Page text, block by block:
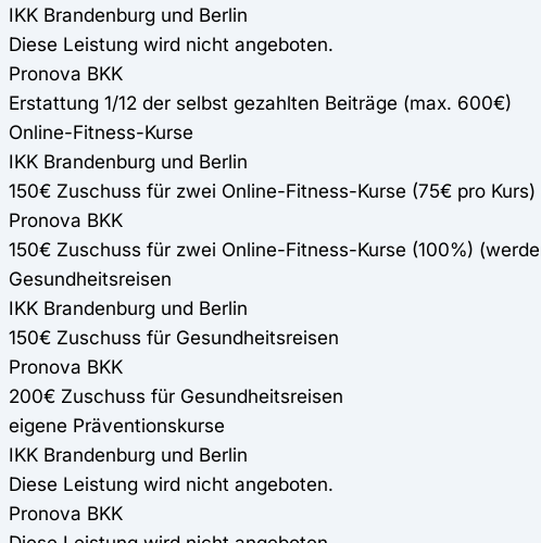
IKK Brandenburg und Berlin
Diese Leistung wird nicht angeboten.
Pronova BKK
Erstattung 1/12 der selbst gezahlten Beiträge (max. 600€)
Online-Fitness-Kurse
IKK Brandenburg und Berlin
150€ Zuschuss für zwei Online-Fitness-Kurse (75€ pro
Pronova BKK
150€ Zuschuss für zwei Online-Fitness-Kurse (100%)
Gesundheitsreisen
IKK Brandenburg und Berlin
150€ Zuschuss für Gesundheitsreisen
Pronova BKK
200€ Zuschuss für Gesundheitsreisen
eigene Präventionskurse
IKK Brandenburg und Berlin
Diese Leistung wird nicht angeboten.
Pronova BKK